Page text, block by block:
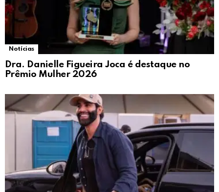
Notícias
Dra. Danielle Figueira Joca é destaque no
Prêmio Mulher 2026